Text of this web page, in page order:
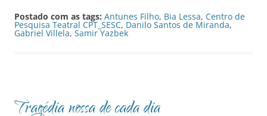
Postado com as tags: Antunes Filho, Bia Lessa, Centro de
Pesquisa Teatral CPT_SESC, Danilo Santos de Miranda,
Gabriel Villela, Samir Yazbek
Tragédia nossa de cada dia